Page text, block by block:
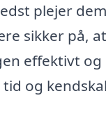
plejer
sikker på,
effektivt
og